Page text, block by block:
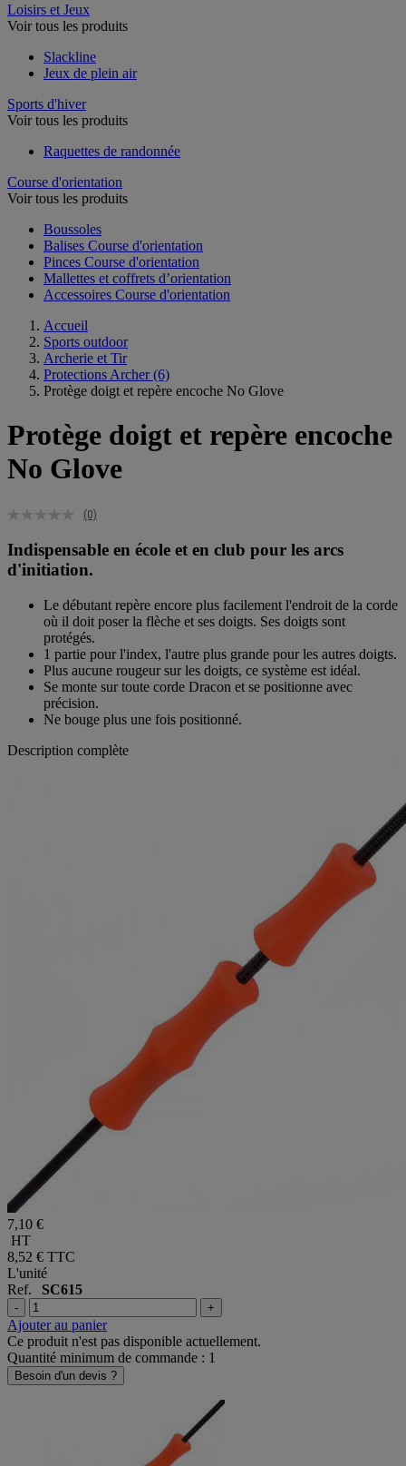
Loisirs et Jeux
Voir tous les produits
Slackline
Jeux de plein air
Sports d'hiver
Voir tous les produits
Raquettes de randonnée
Course d'orientation
Voir tous les produits
Boussoles
Balises Course d'orientation
Pinces Course d'orientation
Mallettes et coffrets d’orientation
Accessoires Course d'orientation
Accueil
Sports outdoor
Archerie et Tir
Protections Archer (6)
Protège doigt et repère encoche No Glove
Protège doigt et repère encoche
No Glove
(0)
Indispensable en école et en club pour les arcs
d'initiation.
Le débutant repère encore plus facilement l'endroit de la corde
où il doit poser la flèche et ses doigts. Ses doigts sont
protégés.
1 partie pour l'index, l'autre plus grande pour les autres doigts.
Plus aucune rougeur sur les doigts, ce système est idéal.
Se monte sur toute corde Dracon et se positionne avec
précision.
Ne bouge plus une fois positionné.
Description complète
7,10 €
HT
8,52 € TTC
L'unité
Ref. SC615
- +
Ajouter au panier
Ce produit n'est pas disponible actuellement.
Quantité minimum de commande : 1
Besoin d'un devis ?